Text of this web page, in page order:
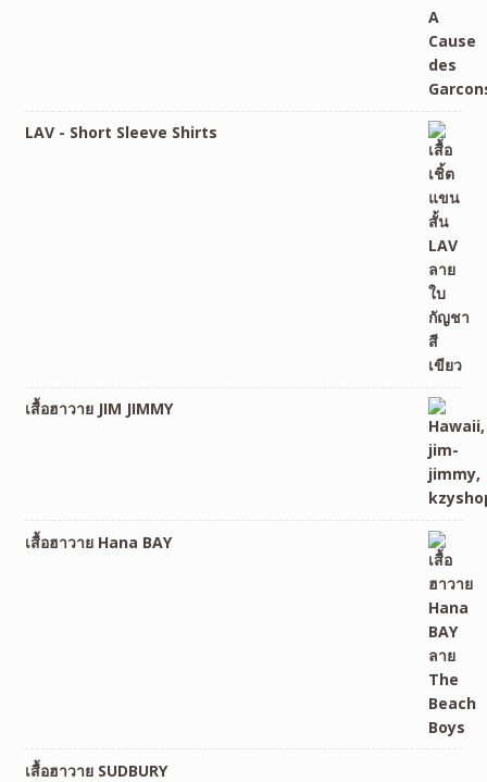
LAV - Short Sleeve Shirts
เสื้อฮาวาย JIM JIMMY
เสื้อฮาวาย Hana BAY
เสื้อฮาวาย SUDBURY